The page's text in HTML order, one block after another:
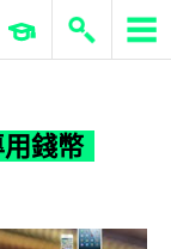
ERP 與商業 AI
錢幣